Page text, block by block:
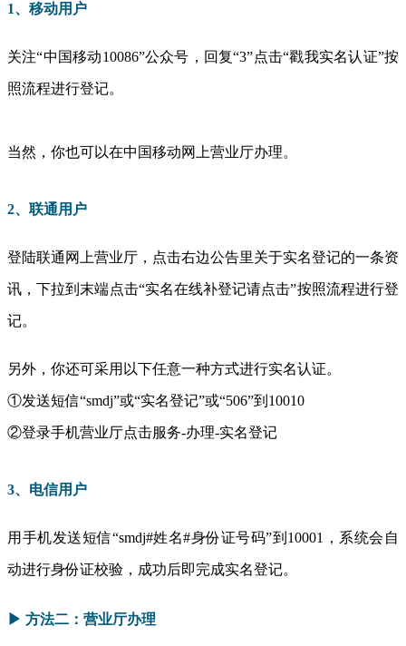
1、移动用户
关注“中国移动10086”公众号，回复“3”点击“戳我实名认证”按
照流程进行登记。
当然，你也可以在中国移动网上营业厅办理。
2、联通用户
登陆联通网上营业厅，点击右边公告里关于实名登记的一条资
讯，下拉到末端点击“实名在线补登记请点击”按照流程进行登
记。
另外，你还可采用以下任意一种方式进行实名认证。
①发送短信“smdj”或“实名登记”或“506”到10010
②登录手机营业厅点击服务-办理-实名登记
3、电信用户
用手机发送短信“smdj#姓名#身份证号码”到10001，系统会自
动进行身份证校验，成功后即完成实名登记。
▶ 方法二：营业厅办理